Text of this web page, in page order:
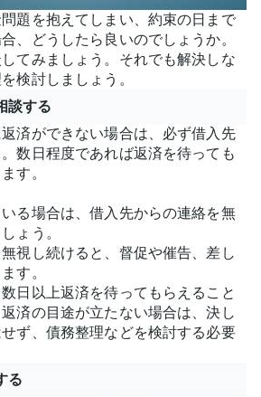
題を抱えてしまい、約束の日まで
、どうしたら良いのでしょうか。
てみましょう。それでも解決しな
検討しましょう。
談する
済ができない場合は、必ず借入先
数日程度であれば返済を待っても
す。
る場合は、借入先からの連絡を無
ょう。
視し続けると、督促や催告、差し
す。
日以上返済を待ってもらえること
済の目途が立たない場合は、決し
ず、債務整理などを検討する必要
る